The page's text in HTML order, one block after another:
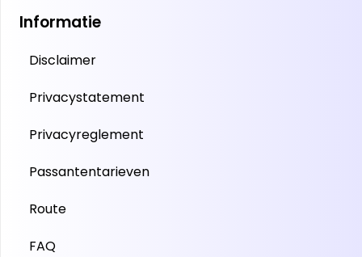
Informatie
Disclaimer
Privacystatement
Privacyreglement
Passantentarieven
Route
FAQ